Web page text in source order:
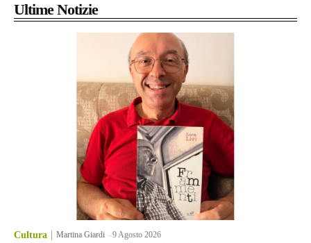
Ultime Notizie
Cultura Martina Giardi -9 Agosto 2026